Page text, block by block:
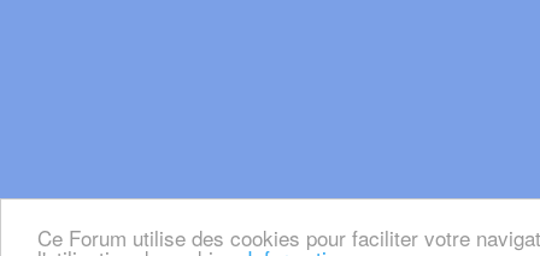
Ce Forum utilise des cookies pour faciliter votre